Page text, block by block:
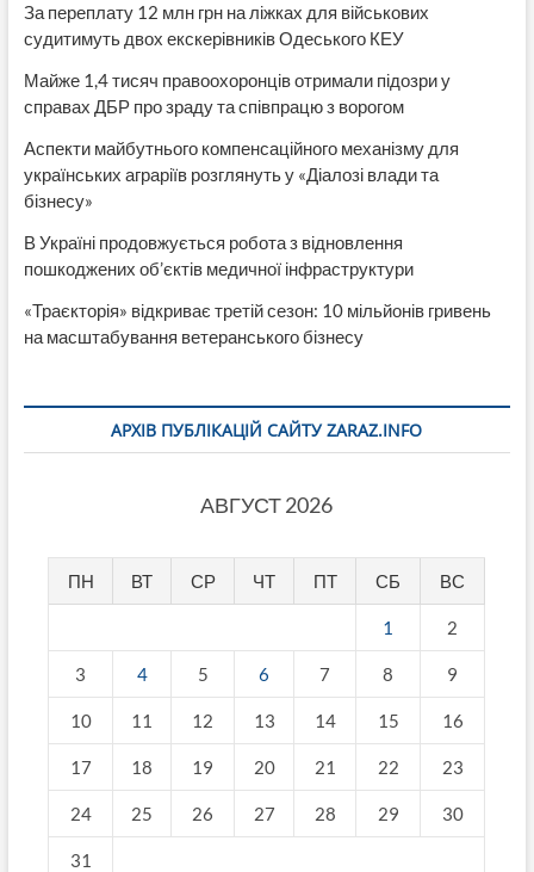
За переплату 12 млн грн на ліжках для військових
судитимуть двох екскерівників Одеського КЕУ
Майже 1,4 тисяч правоохоронців отримали підозри у
справах ДБР про зраду та співпрацю з ворогом
Аспекти майбутнього компенсаційного механізму для
українських аграріїв розглянуть у «Діалозі влади та
бізнесу»
В Україні продовжується робота з відновлення
пошкоджених об’єктів медичної інфраструктури
«Траєкторія» відкриває третій сезон: 10 мільйонів гривень
на масштабування ветеранського бізнесу
АРХІВ ПУБЛІКАЦІЙ САЙТУ ZARAZ.INFO
АВГУСТ 2026
ПН ВТ СР ЧТ ПТ СБ ВС
1 2
3 4 5 6 7 8 9
10 11 12 13 14 15 16
17 18 19 20 21 22 23
24 25 26 27 28 29 30
31